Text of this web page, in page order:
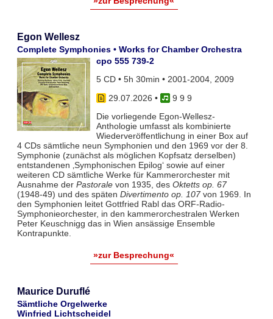
Egon Wellesz
Complete Symphonies • Works for Chamber Orchestra
cpo 555 739-2
5 CD • 5h 30min • 2001-2004, 2009
29.07.2026 •
9 9 9
Die vorliegende Egon-Wellesz-
Anthologie umfasst als kombinierte
Wiederveröffentlichung in einer Box auf
4 CDs sämtliche neun Symphonien und den 1969 vor der 8.
Symphonie (zunächst als möglichen Kopfsatz derselben)
entstandenen ‚Symphonischen Epilog‘ sowie auf einer
weiteren CD sämtliche Werke für Kammerorchester mit
Ausnahme der Pastoralevon 1935, des Oktetts op. 67
(1948-49) und des späten Divertimento op. 107von 1969. In
den Symphonien leitet Gottfried Rabl das ORF-Radio-
Symphonieorchester, in den kammerorchestralen Werken
Peter Keuschnigg das in Wien ansässige Ensemble
Kontrapunkte.
»zur Besprechung«
Maurice Duruflé
Sämtliche Orgelwerke
Winfried Lichtscheidel